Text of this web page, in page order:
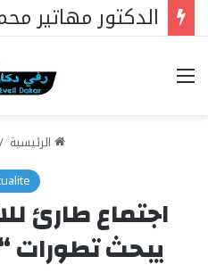
خيارات
الرئيسية /
اجتماع طارئ
يبحث تطورات